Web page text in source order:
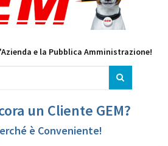
e la Pubblica Amministrazione!
un Cliente GEM?
è Conveniente!